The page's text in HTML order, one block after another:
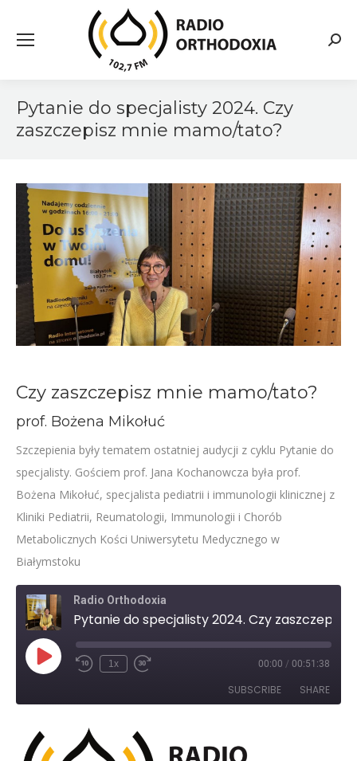
Pytanie do specjalisty 2024. Czy
zaszczepisz mnie mamo/tato?
Czy zaszczepisz mnie mamo/tato?
prof. Bożena Mikołuć
Szczepienia były tematem ostatniej audycji z cyklu Pytanie do
specjalisty. Gościem prof. Jana Kochanowcza była prof.
Bożena Mikołuć, specjalista pediatrii i immunologii klinicznej z
Kliniki Pediatrii, Reumatologii, Immunologii i Chorób
Metabolicznych Kości Uniwersytetu Medycznego w
Białymstoku
Radio Orthodoxia
Play
EpisodeRewind
1x
Fast
seconds
00:00 / 00:51:38
SUBSCRIBE SHARE
RSS FEED
SHARE